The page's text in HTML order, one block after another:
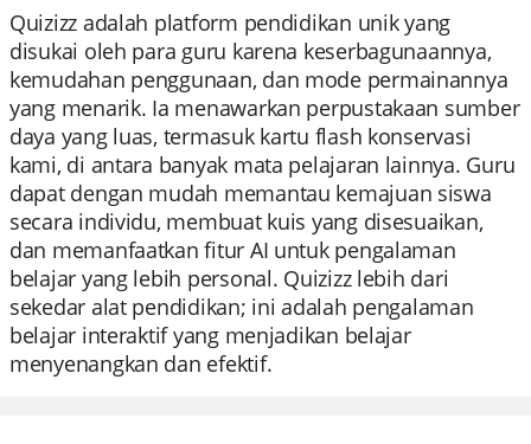
Quizizz adalah platform pendidikan unik yang
disukai oleh para guru karena keserbagunaannya,
kemudahan penggunaan, dan mode permainannya
yang menarik. Ia menawarkan perpustakaan sumber
daya yang luas, termasuk kartu flash konservasi
kami, di antara banyak mata pelajaran lainnya. Guru
dapat dengan mudah memantau kemajuan siswa
secara individu, membuat kuis yang disesuaikan,
dan memanfaatkan fitur AI untuk pengalaman
belajar yang lebih personal. Quizizz lebih dari
sekedar alat pendidikan; ini adalah pengalaman
belajar interaktif yang menjadikan belajar
menyenangkan dan efektif.